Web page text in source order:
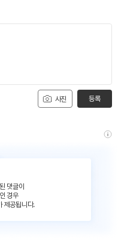
사진 등록
댓글이
경우
제공됩니다.